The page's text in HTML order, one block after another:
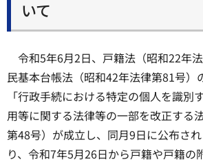
いて
令和5年6月2日、戸籍法（昭和22年
民基本台帳法（昭和42年法律第81号）
「行政手続における特定の個人を識別
用等に関する法律等の一部を改正する
第48号）が成立し、同月9日に公布さ
り、令和7年5月26日から戸籍や戸籍の